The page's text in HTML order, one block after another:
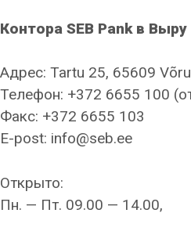
Контора SEB Pank в Выру
Адрес: Tartu 25, 65609
Телефон: +372 6655 100
Факс: +372 6655 103
E-post: info@seb.ee
Открыто:
Пн. — Пт. 09.00 — 14.00,